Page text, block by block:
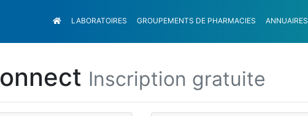
LABORATOIRES GROUPEMENTS DE PHARMACIES ANNUAIRES
Inscription gratuite